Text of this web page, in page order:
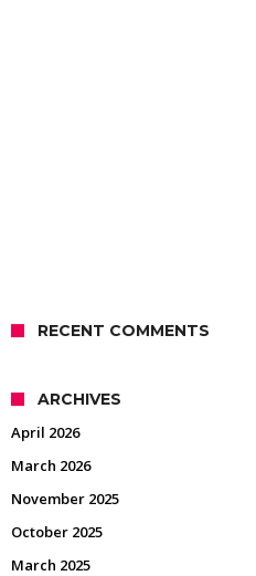
RECENT COMMENTS
ARCHIVES
April 2026
March 2026
November 2025
October 2025
March 2025